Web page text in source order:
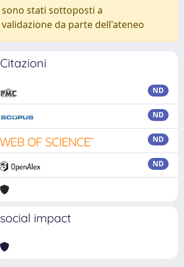
sono stati sottoposti a
validazione da parte dell'ateneo
Citazioni
ND
ND
ND
ND
social impact